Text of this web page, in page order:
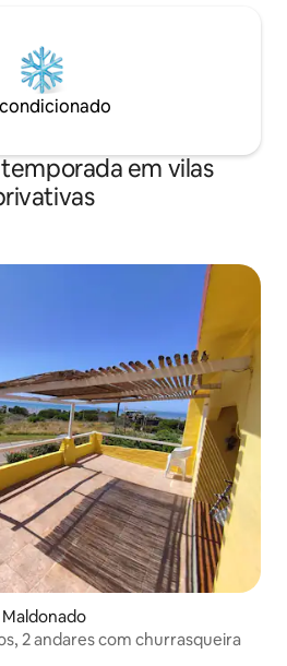
em vilas
2 andares com churrasqueira